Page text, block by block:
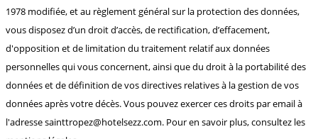
1978 modifiée, et au règlement général sur la protection des données,
vous disposez d’un droit d’accès, de rectification, d’effacement,
d'opposition et de limitation du traitement relatif aux données
personnelles qui vous concernent, ainsi que du droit à la portabilité des
données et de définition de vos directives relatives à la gestion de vos
données après votre décès. Vous pouvez exercer ces droits par email à
l'adresse sainttropez@hotelsezz.com. Pour en savoir plus, consultez les